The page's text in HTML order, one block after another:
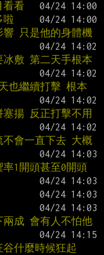
看看
啦
只是他的身體機
敷 第二天手根本
也繼續打擊 根本
揚 反正打擊不用
會一直下去 大概
1開頭甚至0開頭
成 會有人不怕他
什麼時候狂起